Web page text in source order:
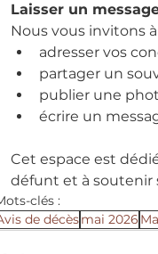
Laisser un
Nous vous invitons
adresser vos
partager un
publier une
écrire un
Cet espace est
défunt et à soutenir
clés :
de décèsmai 2026